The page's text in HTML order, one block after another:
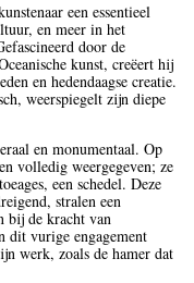
een essentieel
en meer in het
door de
kunst, creëert hij
en hedendaagse creatie.
weerspiegelt zijn diepe
en monumentaal. Op
volledig weergegeven; ze
een schedel. Deze
stralen een
bij de kracht van
dit vurige engagement
werk, zoals de hamer dat